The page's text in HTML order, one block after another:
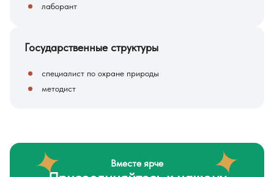
лаборант
Государственные структуры
специалист по охране природы
методист
Вместе ярче